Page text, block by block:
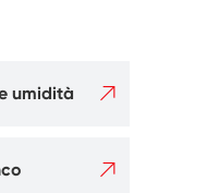
umidità 
